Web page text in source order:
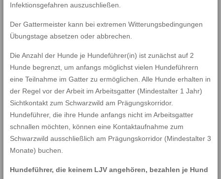
Infektionsgefahren auszuschließen.
Der Gattermeister kann bei extremen Witterungsbedingungen
Übungstage absetzen oder abbrechen.
Die Anzahl der Hunde je Hundeführer(in) ist zunächst auf 2
Hunde begrenzt, um anfangs möglichst vielen Hundeführern
eine Teilnahme im Gatter zu ermöglichen. Alle Hunde erhalten in
der Regel vor der Arbeit im Arbeitsgatter (Mindestalter 1 Jahr)
Sichtkontakt zum Schwarzwild am Prägungskorridor.
Hundeführer, die ihre Hunde anfangs nicht im Arbeitsgatter
schnallen möchten, können eine Kontaktaufnahme zum
Schwarzwild ausschließlich am Prägungskorridor (Mindestalter 3
Monate) buchen.
Hundeführer, die keinem LJV angehören, bezahlen je Hund